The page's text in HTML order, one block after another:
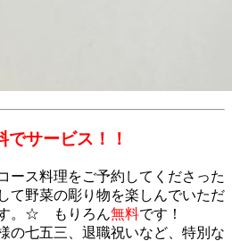
でサービス！！
ース料理をご予約してくださった
て野菜の彫り物を楽しんでいただ
す。☆ もりろん無料です！
の七五三、退職祝いなど、特別な